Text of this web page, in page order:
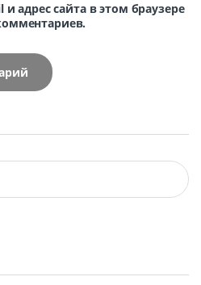
адрес сайта в этом браузере